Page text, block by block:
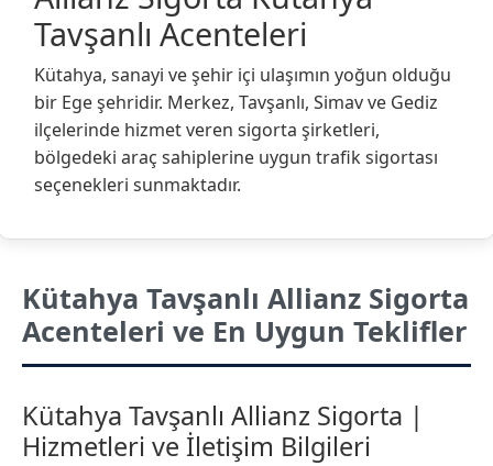
Tavşanlı Acenteleri
Kütahya, sanayi ve şehir içi ulaşımın yoğun olduğu
bir Ege şehridir. Merkez, Tavşanlı, Simav ve Gediz
ilçelerinde hizmet veren sigorta şirketleri,
bölgedeki araç sahiplerine uygun trafik sigortası
seçenekleri sunmaktadır.
Kütahya Tavşanlı Allianz Sigorta
Acenteleri ve En Uygun Teklifler
Kütahya Tavşanlı Allianz Sigorta |
Hizmetleri ve İletişim Bilgileri